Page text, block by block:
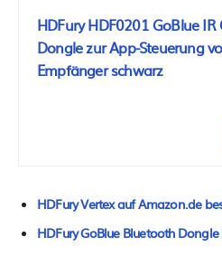
HDFury HDF0201 GoBlue
Dongle zur App-Steuerung
Empfänger schwarz
HDFury Vertex auf Amazon.de
HDFury GoBlue Bluetooth